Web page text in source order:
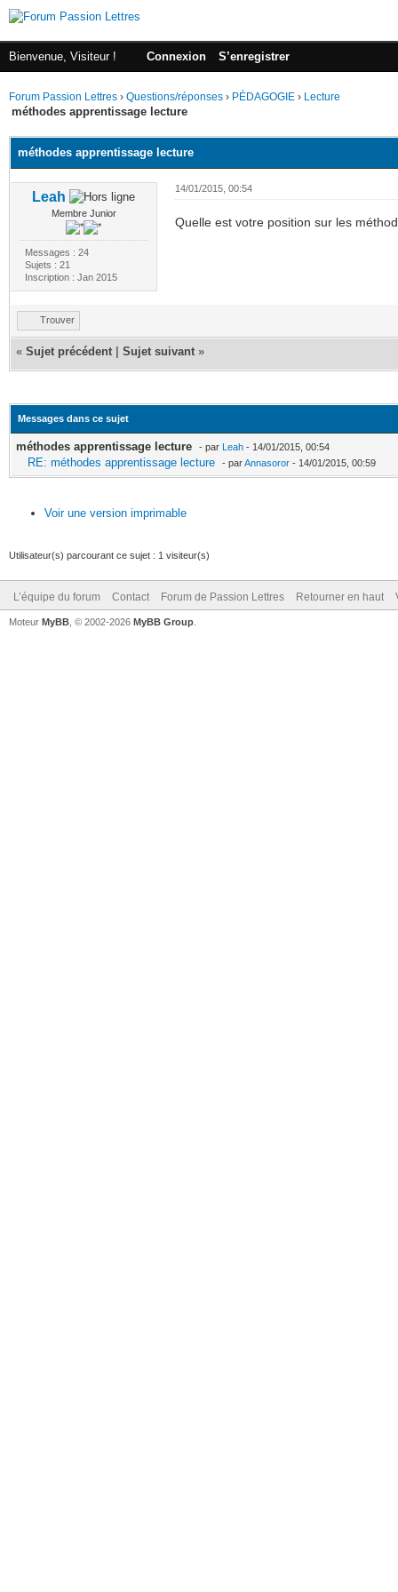
Bienvenue, Visiteur ! Connexion S’enregistrer
Forum Passion Lettres › Questions/réponses › PÉDAGOGIE › Lecture
méthodes apprentissage lecture
méthodes apprentissage lecture
Leah
Membre Junior
Messages : 24
Sujets : 21
Inscription : Jan 2015
14/01/2015, 00:54
Quelle est votre position sur les
Trouver
« Sujet précédent Sujet suivant »
Messages dans ce sujet
méthodes apprentissage lecture - par Leah - 14/01/2015, 00:54
RE: méthodes apprentissage lecture - parAnnasoror - 14/01/2015, 00:59
Voir une version imprimable
Utilisateur(s) parcourant ce sujet : 1 visiteur(s)
L’équipe du forum Contact Forum de Passion Lettres Retourner en haut
Moteur MyBB , © 2002-2026 MyBB Group